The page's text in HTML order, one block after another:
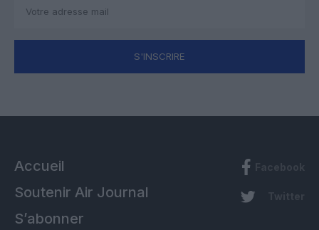
S'INSCRIRE
Accueil
Soutenir Air Journal
S’abonner